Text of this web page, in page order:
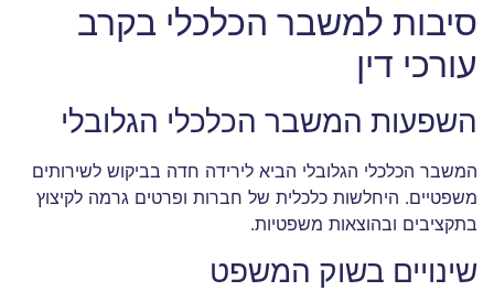
סיבות למשבר הכלכלי בקרב
עורכי דין
השפעות המשבר הכלכלי הגלובלי
המשבר הכלכלי הגלובלי הביא לירידה חדה בביקוש לשירותים
משפטיים. היחלשות כלכלית של חברות ופרטים גרמה לקיצוץ
בתקציבים ובהוצאות משפטיות.
שינויים בשוק המשפט